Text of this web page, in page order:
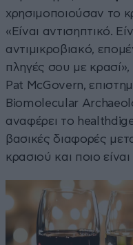
χρησιμοποιούσαν το
«Είναι αντισηπτικό.
αντιμικροβιακό,
πληγές σου με
Pat McGovern,
Biomolecular
αναφέρει το
βασικές διαφορές
κρασιού και ποιο